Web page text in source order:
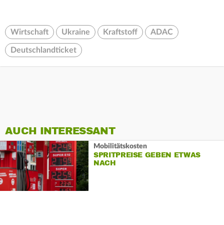
Wirtschaft Ukraine Kraftstoff ADAC
Deutschlandticket
AUCH INTERESSANT
Mobilitätskosten
SPRITPREISE GEBEN ETWAS
NACH